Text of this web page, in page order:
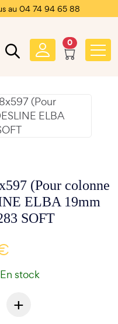
au 04 74 94 65 88
0
(Pour colonne
ELBA 19mm
SOFT
stock
+